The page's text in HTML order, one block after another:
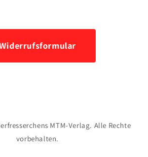
MTM-Verlag. Alle Rechte
vorbehalten.